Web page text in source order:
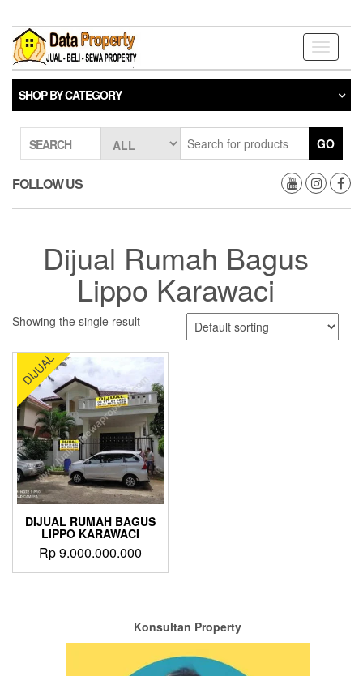
the
content
Toggle
SHOP BY CATEGORY
SEARCH GO
FOLLOW US
Dijual Rumah Bagus
Lippo Karawaci
Showing the single result
DIJUAL
DIJUAL RUMAH BAGUS
LIPPO KARAWACI
Rp9.000.000.000
Konsultan Property